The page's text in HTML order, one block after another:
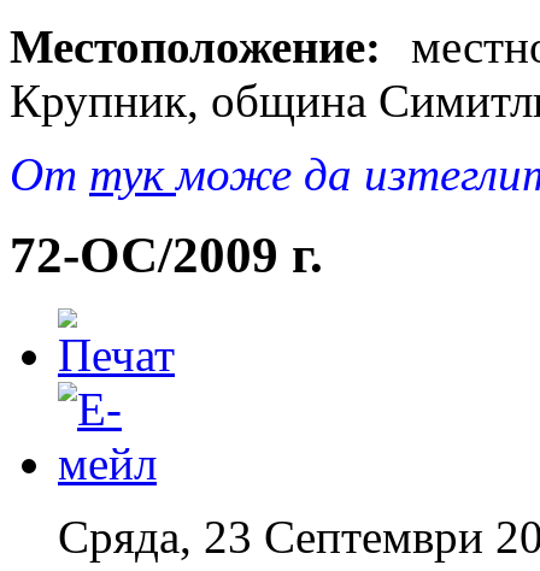
Местоположение:
Крупник, община
Oт тукможе да
72-ОС/2009 г.
Сряда, 23 Септември